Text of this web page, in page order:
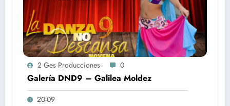
2 Ges Producciones 0
Galería DND9 – Galilea Moldez
20-09